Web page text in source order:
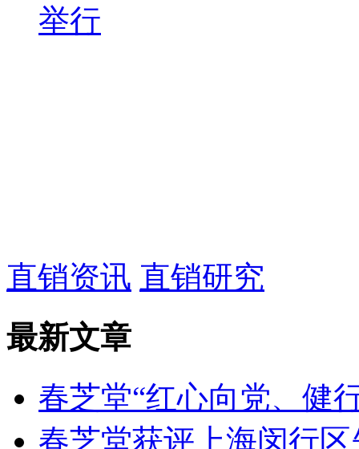
举行
直销资讯 直销研究
最新文章
春芝堂“红心向党、健
春芝堂获评上海闵行